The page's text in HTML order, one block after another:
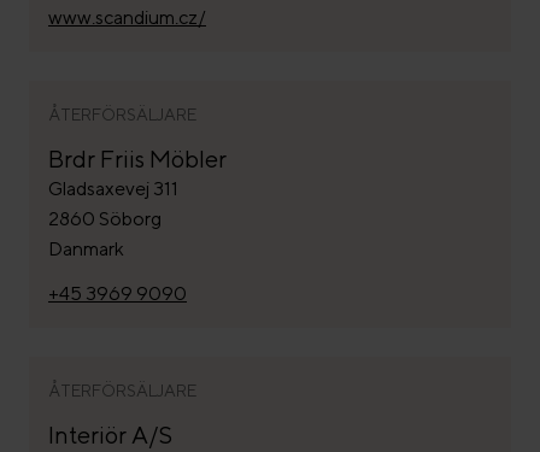
www.scandium.cz/
ÅTERFÖRSÄLJARE
Brdr Friis Möbler
Gladsaxevej 311
2860 Söborg
Danmark
+45 3969 9090
ÅTERFÖRSÄLJARE
Interiör A/S